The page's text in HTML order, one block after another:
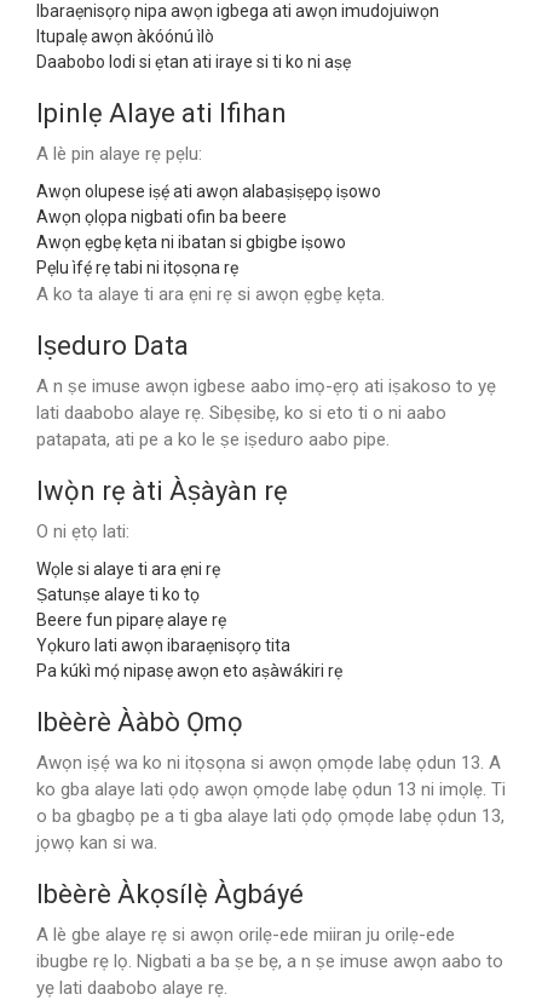
Ibaraẹnisọrọ nipa awọn igbega ati awọn imudojuiwọn
Itupalẹ awọn àkóónú ìlò
Daabobo lodi si ẹtan ati iraye si ti ko ni aṣẹ
Ipinlẹ Alaye ati Ifihan
A lè pin alaye rẹ pẹlu:
Awọn olupese iṣẹ́ ati awọn alabaṣiṣẹpọ iṣowo
Awọn ọlọpa nigbati ofin ba beere
Awọn ẹgbẹ kẹta ni ibatan si gbigbe iṣowo
Pẹlu ìfẹ́ rẹ tabi ni itọsọna rẹ
A ko ta alaye ti ara ẹni rẹ si awọn ẹgbẹ kẹta.
Iṣeduro Data
A n ṣe imuse awọn igbese aabo imọ-ẹrọ ati iṣakoso to yẹ
lati daabobo alaye rẹ. Sibẹsibẹ, ko si eto ti o ni aabo
patapata, ati pe a ko le ṣe iṣeduro aabo pipe.
Iwọ̀n rẹ àti Àṣàyàn rẹ
O ni ẹtọ lati:
Wọle si alaye ti ara ẹni rẹ
Ṣatunṣe alaye ti ko tọ
Beere fun piparẹ alaye rẹ
Yọkuro lati awọn ibaraẹnisọrọ tita
Pa kúkì mọ́ nipasẹ awọn eto aṣàwákiri rẹ
Ibèèrè Ààbò Ọmọ
Awọn iṣẹ́ wa ko ni itọsọna si awọn ọmọde labẹ ọdun 13. A
ko gba alaye lati ọdọ awọn ọmọde labẹ ọdun 13 ni imọlẹ. Ti
o ba gbagbọ pe a ti gba alaye lati ọdọ ọmọde labẹ ọdun 13,
jọwọ kan si wa.
Ibèèrè Àkọsílẹ̀ Àgbáyé
A lè gbe alaye rẹ si awọn orilẹ-ede miiran ju orilẹ-ede
ibugbe rẹ lọ. Nigbati a ba ṣe bẹ, a n ṣe imuse awọn aabo to
yẹ lati daabobo alaye rẹ.